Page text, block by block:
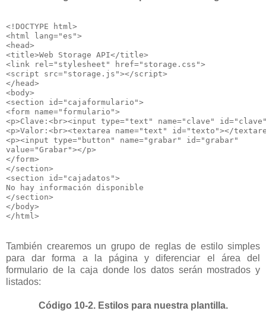
<!DOCTYPE html>
<html lang="es">
<head>
<title>Web Storage API</title>
<link rel="stylesheet" href="storage.css">
<script src="storage.js"></script>
</head>
<body>
<section id="cajaformulario">
<form name="formulario">
<p>Clave:<br><input type="text" name="clave"
<p>Valor:<br><textarea name="text" id="texto"></
<p><input type="button" name="grabar" id="grabar"
value="Grabar"></p>
</form>
</section>
<section id="cajadatos">
No hay información disponible
</section>
</body>
</html>
También crearemos un grupo de reglas de estilo simples
para dar forma a la página y diferenciar el área del
formulario de la caja donde los datos serán mostrados y
listados:
Código 10-2. Estilos para nuestra plantilla.